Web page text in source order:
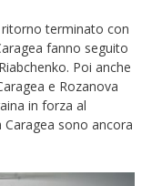
ritorno terminato con
fanno seguito
Poi anche
e Rozanova
in forza al
Caragea sono ancora